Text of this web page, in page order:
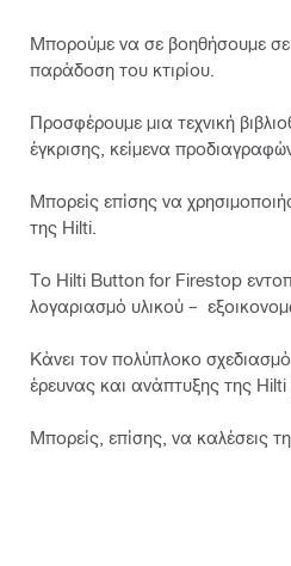
Μπορούμε να σε βοηθήσουμε σε
παράδοση του κτιρίου.
Προσφέρουμε μια τεχνική
έγκρισης, κείμενα
Μπορείς επίσης να
της Hilti.
Το Hilti Button for Firestop
λογαριασμό υλικού –
Κάνει τον πολύπλοκο
έρευνας και ανάπτυξης της Hilti
Μπορείς, επίσης, να καλέσεις